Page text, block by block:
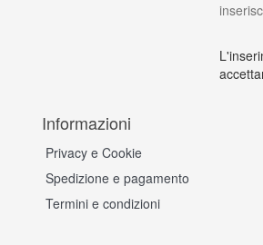
Informazioni
Privacy e Cookie
Spedizione e pagamento
Termini e condizioni